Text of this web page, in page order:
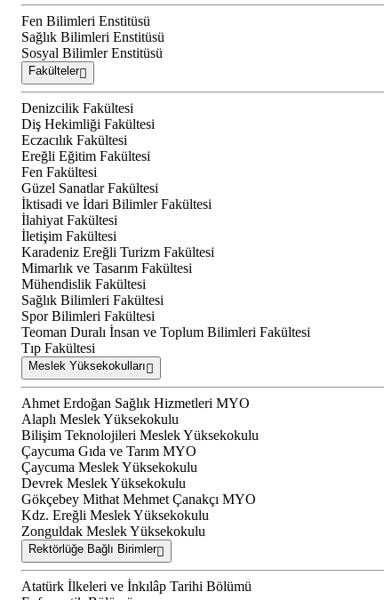
Fen Bilimleri Enstitüsü
Sağlık Bilimleri Enstitüsü
Sosyal Bilimler Enstitüsü
Fakülteler
Denizcilik Fakültesi
Diş Hekimliği Fakültesi
Eczacılık Fakültesi
Ereğli Eğitim Fakültesi
Fen Fakültesi
Güzel Sanatlar Fakültesi
İktisadi ve İdari Bilimler Fakültesi
İlahiyat Fakültesi
İletişim Fakültesi
Karadeniz Ereğli Turizm Fakültesi
Mimarlık ve Tasarım Fakültesi
Mühendislik Fakültesi
Sağlık Bilimleri Fakültesi
Spor Bilimleri Fakültesi
Teoman Duralı İnsan ve Toplum Bilimleri Fakültesi
Tıp Fakültesi
Meslek Yüksekokulları
Ahmet Erdoğan Sağlık Hizmetleri MYO
Alaplı Meslek Yüksekokulu
Bilişim Teknolojileri Meslek Yüksekokulu
Çaycuma Gıda ve Tarım MYO
Çaycuma Meslek Yüksekokulu
Devrek Meslek Yüksekokulu
Gökçebey Mithat Mehmet Çanakçı MYO
Kdz. Ereğli Meslek Yüksekokulu
Zonguldak Meslek Yüksekokulu
Rektörlüğe Bağlı Birimler
Atatürk İlkeleri ve İnkılâp Tarihi Bölümü